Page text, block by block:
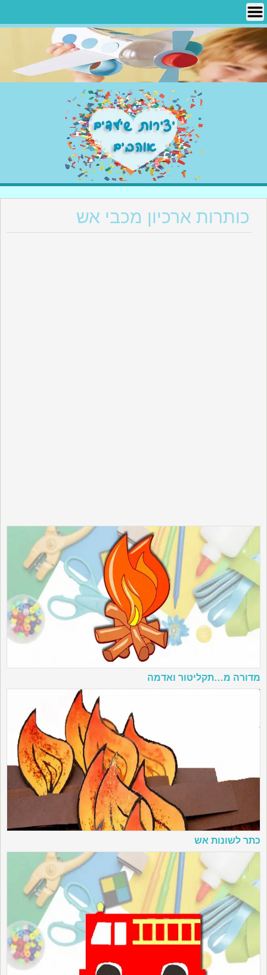
Skip
content
יצירות שילדים אוהבים
כותרות ארכיון מכבי אש
מדורה מ…תקליטור ואדמה
כתר לשונות אש